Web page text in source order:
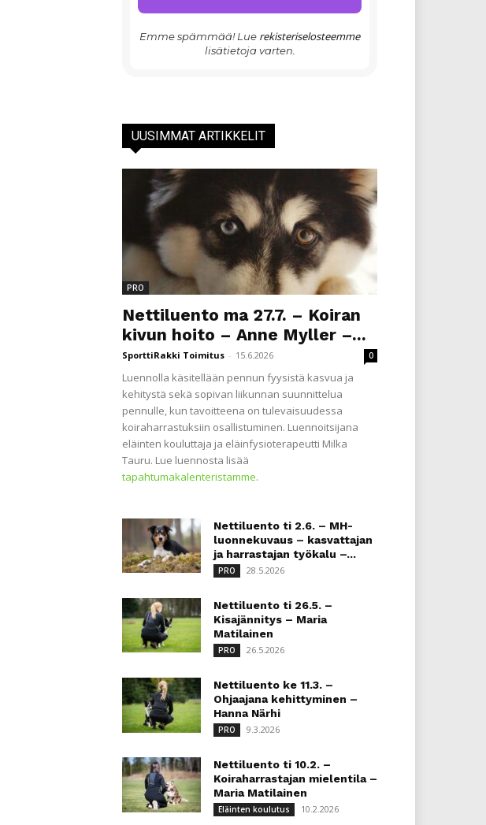
Emme spämmää! Lue rekisteriselosteemme
lisätietoja varten.
UUSIMMAT ARTIKKELIT
PRO
Nettiluento ma 27.7. – Koiran
kivun hoito – Anne Myller –...
SporttiRakki Toimitus - 15.6.2026 0
Luennolla käsitellään pennun fyysistä kasvua ja
kehitystä sekä sopivan liikunnan suunnittelua
pennulle, kun tavoitteena on tulevaisuudessa
koiraharrastuksiin osallistuminen. Luennoitsijana
eläinten kouluttaja ja eläinfysioterapeutti Milka
Tauru. Lue luennosta lisää
tapahtumakalenteristamme.
Nettiluento ti 2.6. – MH-
luonnekuvaus – kasvattajan
ja harrastajan työkalu –...
PRO 28.5.2026
Nettiluento ti 26.5. –
Kisajännitys – Maria
Matilainen
PRO 26.5.2026
Nettiluento ke 11.3. –
Ohjaajana kehittyminen –
Hanna Närhi
PRO 9.3.2026
Nettiluento ti 10.2. –
Koiraharrastajan mielentila –
Maria Matilainen
Eläinten koulutus 10.2.2026